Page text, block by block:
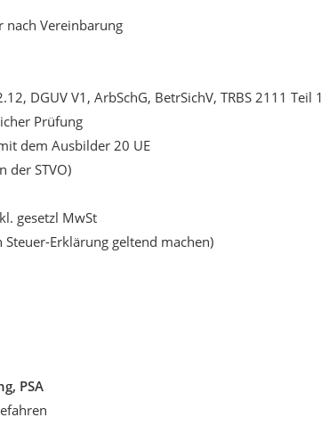
nach Vereinbarung
DGUV V1, ArbSchG, BetrSichV, TRBS 2111 Teil 1
Prüfung
dem Ausbilder 20 UE
der STVO)
gesetzl MwSt
Erklärung geltend machen)
PSA